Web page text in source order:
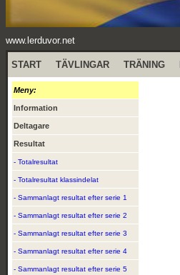
www.lerduvor.net
START TÄVLINGAR TRÄNING
Meny:
Information
Deltagare
Resultat
- Totalresultat
- Totalresultat klassindelat
- Sammanlagt resultat efter serie 1
- Sammanlagt resultat efter serie 2
- Sammanlagt resultat efter serie 3
- Sammanlagt resultat efter serie 4
- Sammanlagt resultat efter serie 5